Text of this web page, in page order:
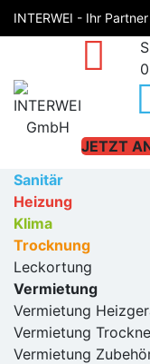
INTERWEI - Ihr
Sanitär, Heizung,
Trocknung!
JETZT
Sanitär
Heizung
Klima
Trocknung
Leckortung
Vermietung
Vermietung
Vermietung
Vermietung